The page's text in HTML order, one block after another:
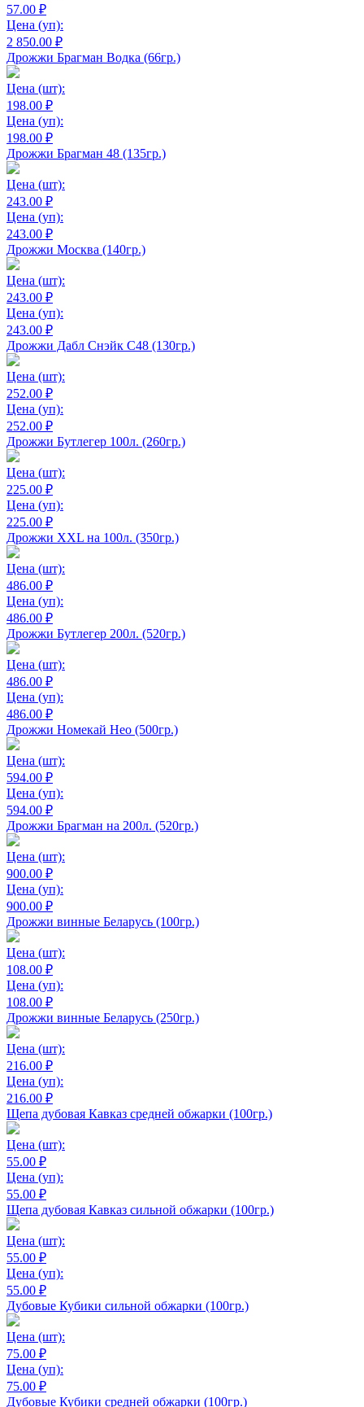
57.00 ₽
Цена (уп):
2 850.00 ₽
Дрожжи Брагман Водка (66гр.)
Цена (шт):
198.00 ₽
Цена (уп):
198.00 ₽
Дрожжи Брагман 48 (135гр.)
Цена (шт):
243.00 ₽
Цена (уп):
243.00 ₽
Дрожжи Москва (140гр.)
Цена (шт):
243.00 ₽
Цена (уп):
243.00 ₽
Дрожжи Дабл Снэйк С48 (130гр.)
Цена (шт):
252.00 ₽
Цена (уп):
252.00 ₽
Дрожжи Бутлегер 100л. (260гр.)
Цена (шт):
225.00 ₽
Цена (уп):
225.00 ₽
Дрожжи XXL на 100л. (350гр.)
Цена (шт):
486.00 ₽
Цена (уп):
486.00 ₽
Дрожжи Бутлегер 200л. (520гр.)
Цена (шт):
486.00 ₽
Цена (уп):
486.00 ₽
Дрожжи Номекай Нео (500гр.)
Цена (шт):
594.00 ₽
Цена (уп):
594.00 ₽
Дрожжи Брагман на 200л. (520гр.)
Цена (шт):
900.00 ₽
Цена (уп):
900.00 ₽
Дрожжи винные Беларусь (100гр.)
Цена (шт):
108.00 ₽
Цена (уп):
108.00 ₽
Дрожжи винные Беларусь (250гр.)
Цена (шт):
216.00 ₽
Цена (уп):
216.00 ₽
Щепа дубовая Кавказ средней обжарки (100гр.)
Цена (шт):
55.00 ₽
Цена (уп):
55.00 ₽
Щепа дубовая Кавказ сильной обжарки (100гр.)
Цена (шт):
55.00 ₽
Цена (уп):
55.00 ₽
Дубовые Кубики сильной обжарки (100гр.)
Цена (шт):
75.00 ₽
Цена (уп):
75.00 ₽
Дубовые Кубики средней обжарки (100гр.)